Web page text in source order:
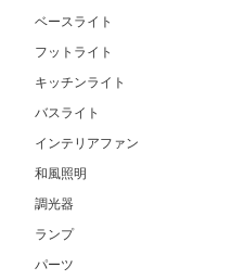
ベースライト
フットライト
キッチンライト
バスライト
インテリアファン
和風照明
調光器
ランプ
パーツ